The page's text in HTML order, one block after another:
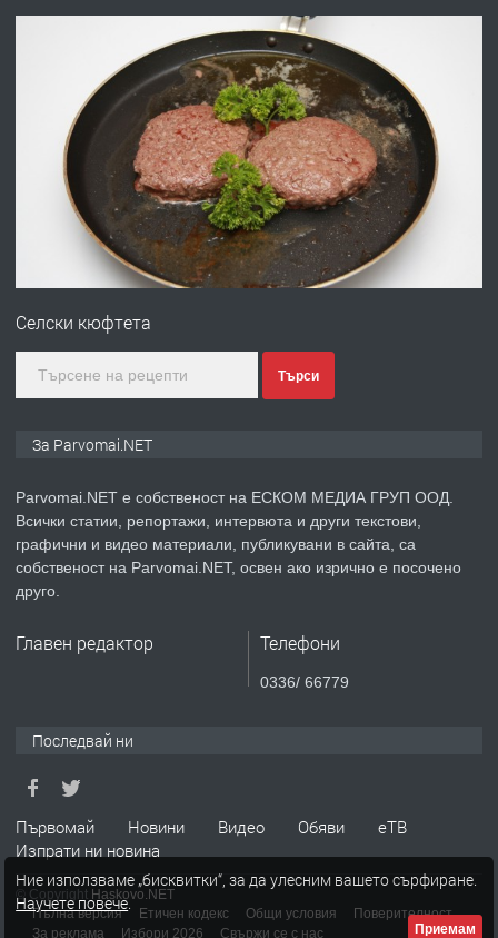
преди 1 година
ПРЕДЛАГА Работа за общи работници
преди 1 година
Първи поход "По стъпките на Ангел
преди 1 година
ПРЕДЛАГА Уроци по Математика
преди 1 година
Търсим работник
Селски кюфтета
Търси
За Parvomai.NET
Parvomai.NET е собственост на ЕСКОМ МЕДИА ГРУП ООД.
Всички статии, репортажи, интервюта и други текстови,
графични и видео материали, публикувани в сайта, са
собственост на Parvomai.NET, освен ако изрично е посочено
друго.
Главен редактор Телефони
0336/ 66779
Последвай ни
Първомай Новини Видео Обяви
еТВ
Изпрати ни новина
© Copyright Haskovo.NET
Пълна версия
Етичен кодекс Общи условия
Поверителност
За реклама
Избори 2026 Свържи се с нас
Ние използваме „бисквитки“, за да улесним вашето сърфиране.
Научете повече.
Приемам